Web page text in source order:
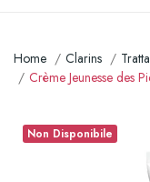
Home Clarins
Crème Jeunesse des
Non Disponibile